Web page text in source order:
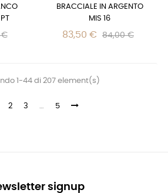
€
BRACCIALE IN ARGENTO
MIS 16
83,50 € 84,00 €
1-44 di 207 element(s)
2 3 5
signup